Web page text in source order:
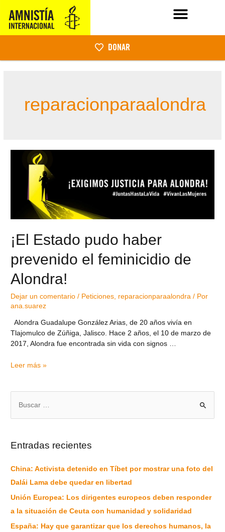
DONAR
reparacionparaalondra
¡El Estado pudo haber
prevenido el feminicidio de
Alondra!
Dejar un comentario / Peticiones reparacionparaalondra / Por
ana.suarez
Alondra Guadalupe González Arias, de 20 años vivía en
Tlajomulco de Zúñiga, Jalisco. Hace 2 años, el 10 de marzo de
2017, Alondra fue encontrada sin vida con signos …
Leer más »
Entradas recientes
China: Activista detenido en Tíbet por mostrar una foto del
Dalái Lama debe quedar en libertad
Unión Europea: Los dirigentes europeos deben responder
a la situación de Ceuta con humanidad y solidaridad
España: Hay que garantizar que los derechos humanos, la